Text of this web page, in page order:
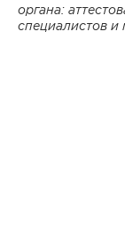
органа:
специалистов и